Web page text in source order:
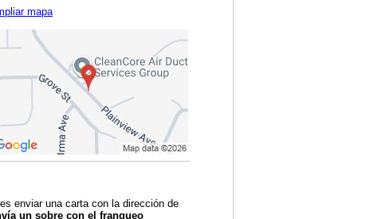
mapa
enviar una carta con la dirección de
un sobre con el franqueo